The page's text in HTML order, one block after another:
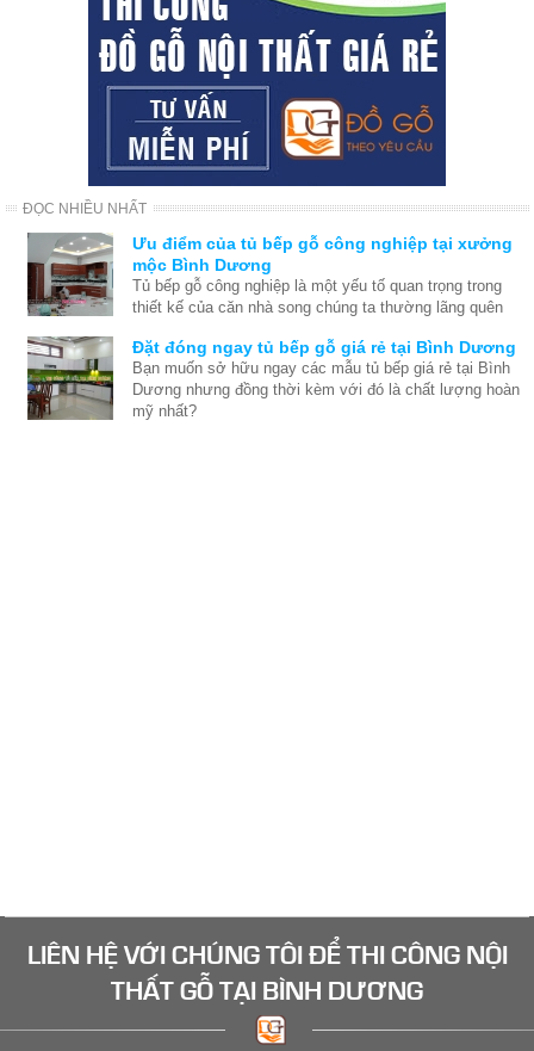
ĐỌC NHIỀU NHẤT
Ưu điểm của tủ bếp gỗ công nghiệp tại xưởng
mộc Bình Dương
Tủ bếp gỗ công nghiệp là một yếu tố quan trọng trong
thiết kế của căn nhà song chúng ta thường lãng quên
dựng nhà đã hoàn tất. Thế nên chúng tôi đưa ra những
ưu điểm để bạn thấy được rằng thật ra tủ bếp cũng rất
quan trong quá trình tạo nên nội thất căn nhà hoàn hảo.
Đặt đóng ngay tủ bếp gỗ giá rẻ tại Bình Dương
Bạn muốn sở hữu ngay các mẫu tủ bếp giá rẻ tại Bình
Dương nhưng đồng thời kèm với đó là chất lượng hoàn
mỹ nhất?
LIÊN HỆ VỚI CHÚNG TÔI ĐỂTHI CÔNG NỘI
THẤT GỖTẠI BÌNH DƯƠNG